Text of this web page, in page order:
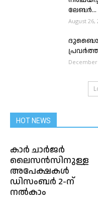
ലേബർ...
August 26,
December
HOT NEWS
കാർ ചാർജർ
ലൈസൻസിനുള്ള
അപേക്ഷകൾ
ഡിസംബർ 2-ന്
നൽകാം